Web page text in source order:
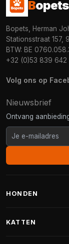
Bopets
Bopets, Herman
Stationsstraat 157,
BTW: BE
+32 (0)53 839 642
Volg ons op
Nieuwsbrief
Ontvang
HONDEN
KATTEN